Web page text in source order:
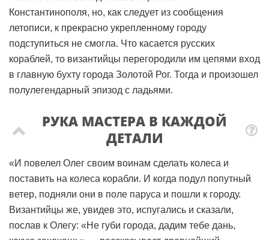
Константинополя, но, как следует из сообщения
летописи, к прекрасно укрепленному городу
подступиться не смогла. Что касается русских
кораблей, то византийцы перегородили им цепями вход
в главную бухту города Золотой Рог. Тогда и произошел
полулегендарный эпизод с ладьями.
РУКА МАСТЕРА В КАЖДОЙ
ДЕТАЛИ
«И повелел Олег своим воинам сделать колеса и
поставить на колеса корабли. И когда подул попутный
ветер, подняли они в поле паруса и пошли к городу.
Византийцы же, увидев это, испугались и сказали,
послав к Олегу: «Не губи города, дадим тебе дань,